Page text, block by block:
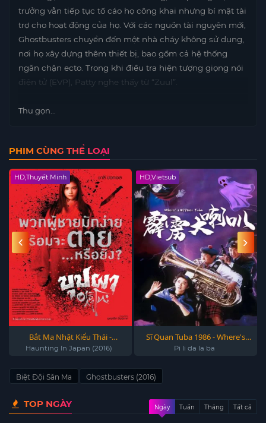
trưởng vẫn tiếp tục tố cáo họ công khai nhưng bí mật tài
trợ cho hoạt động của họ. Với các nguồn tài nguyên mới,
Ghostbusters chuyển đến một nhà cháy không sử dụng,
nơi họ xây dựng thêm thiết bị, bao gồm cả hệ thống
ngăn chặn ecto. Trong khi điều tra hiện tượng giọng nói
điện tử (EVP), Patty nghe thấy từ “Zuul”.
Thu gọn...
PHIM CÙNG THỂ LOẠI
HD,Thuyết Minh
Bắt Ma Nhật Kiểu Thái -
Haunting In Japan (2016)
Haunting In Japan (2016)
HD,Vietsub
Sĩ Quan Tuba 1986 - Where's
Officer Tuba 1986
Pi li da la ba
Biệt Đội Săn Ma Ghostbusters (2016)
TOP NGÀY Ngày Tuần Tháng Tất cả